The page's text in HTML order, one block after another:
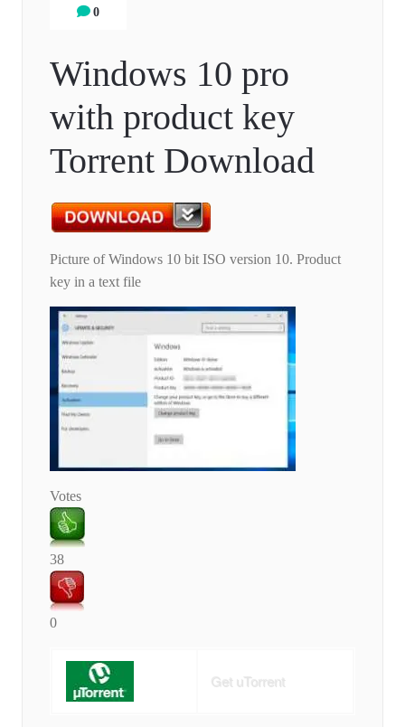
0
Windows 10 pro
with product key
Torrent Download
Picture of Windows 10 bit ISO version 10. Product
key in a text file
Votes
38
0
Get uTorrent